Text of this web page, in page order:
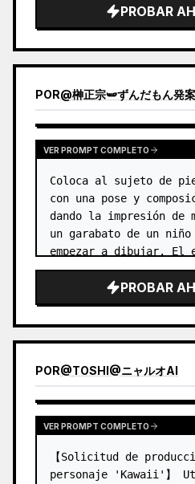
poses, la inclinación
…
PROBAR
POR@榊正宗🫛ずんだもん発
VER PROMPT COMPLETO
Coloca al sujeto de
con una pose y
dando la impresión de
un garabato de un niño
empezar a dibujar. El
boceto a color
anime, utilizando
PROBAR
POR@TOSHI@ニャルオAI
VER PROMPT COMPLETO
【Solicitud de
personaje 'Kawaii'】